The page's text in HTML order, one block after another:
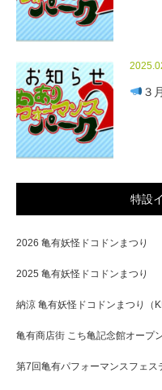
３
特設
2026 亀有妖怪ドコドンまつり
2025 亀有妖怪ドコドンまつり
納涼 亀有妖怪ドコドンまつり（
亀有商店街 こち亀記念館オープ
第7回亀有パフォーマンスフェス